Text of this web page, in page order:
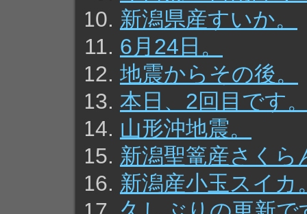
新潟県産すいか。
6月24日。
地震からその後。
本日、2回目です
山形沖地震。
新潟聖篭産さくら
新潟産小玉スイカ